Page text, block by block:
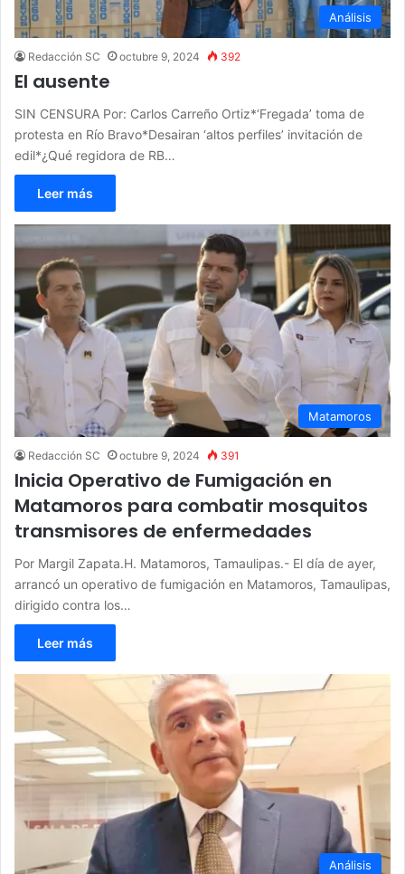
Análisis
Redacción SC octubre 9, 2024 392
El ausente
SIN CENSURA Por: Carlos Carreño Ortiz*‘Fregada’ toma de
protesta en Río Bravo*Desairan ‘altos perfiles’ invitación de
edil*¿Qué regidora de RB…
Leer más
Matamoros
Redacción SC octubre 9, 2024 391
Inicia Operativo de Fumigación en
Matamoros para combatir mosquitos
transmisores de enfermedades
Por Margil Zapata.H. Matamoros, Tamaulipas.- El día de ayer,
arrancó un operativo de fumigación en Matamoros, Tamaulipas,
dirigido contra los…
Leer más
Análisis